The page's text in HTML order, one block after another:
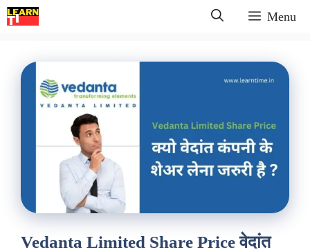
Skip
to
Menu
Vedanta Limited Share Price वेदांत